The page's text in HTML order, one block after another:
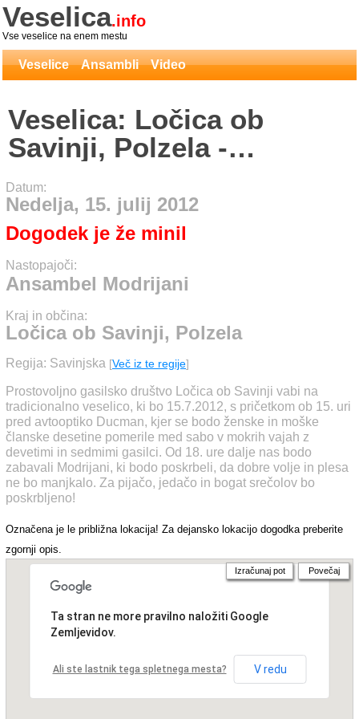
Veselica.info
Vse veselice na enem mestu
Veselice Ansambli Video
Veselica: Ločica ob
Savinji, Polzela -
Ansambel Modrijani
Datum:
Nedelja, 15. julij 2012
Dogodek je že minil
Nastopajoči:
Ansambel Modrijani
Kraj in občina:
Ločica ob Savinji, Polzela
Regija: Savinjska [Več iz te regije]
Prostovoljno gasilsko društvo Ločica ob Savinji vabi na
tradicionalno veselico, ki bo 15.7.2012, s pričetkom ob 15. uri
pred avtooptiko Ducman, kjer se bodo ženske in moške
članske desetine pomerile med sabo v mokrih vajah z
devetimi in sedmimi gasilci. Od 18. ure dalje nas bodo
zabavali Modrijani, ki bodo poskrbeli, da dobre volje in plesa
ne bo manjkalo. Za pijačo, jedačo in bogat srečolov bo
poskrbljeno!
Označena je le približna lokacija! Za dejansko lokacijo dogodka preberite
zgornji opis.
Ta stran ne more pravilno naložiti Google
Zemljevidov.
Ali ste lastnik tega spletnega mesta? V redu
Izračunaj pot Povečaj